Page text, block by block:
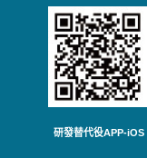
研發替代役APP-iOS